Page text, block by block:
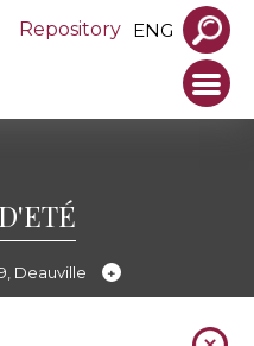
Repository ENG
Deauville